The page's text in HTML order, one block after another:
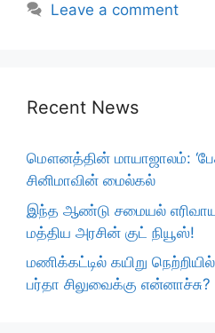
Leave a comment
Recent News
மௌனத்தின் மாயாஜாலம்:
சினிமாவின் மைல்கல்
இந்த ஆண்டு சமையல்
மத்திய அரசின் குட் நியூஸ்!
மணிக்கட்டில் கயிறு
பர்தா சிலுவைக்கு என்னாச்சு?